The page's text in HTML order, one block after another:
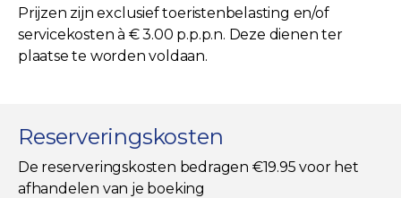
Prijzen zijn exclusief toeristenbelasting en/of
servicekosten à € 3.00 p.p.p.n. Deze dienen ter
plaatse te worden voldaan.
Reserveringskosten
De reserveringskosten bedragen €19.95 voor het
afhandelen van je boeking